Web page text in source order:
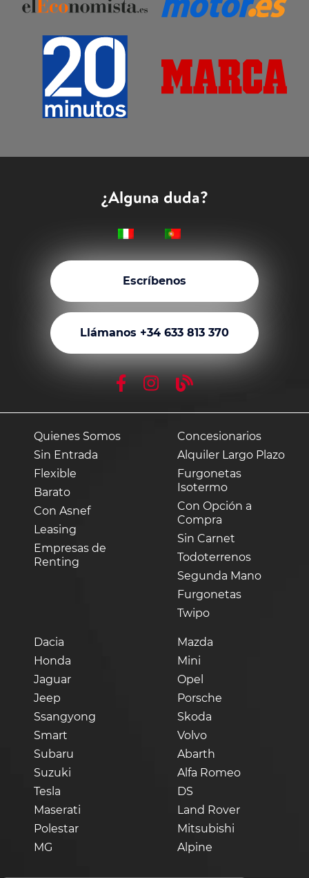
¿Alguna duda?
Escríbenos
Llámanos +34 633 813 370
Quienes Somos
Sin Entrada
Flexible
Barato
Con Asnef
Leasing
Empresas de
Renting
Dacia
Honda
Jaguar
Jeep
Ssangyong
Smart
Subaru
Suzuki
Tesla
Maserati
Polestar
MG
Mazda
Mini
Opel
Porsche
Skoda
Volvo
Abarth
Alfa Romeo
DS
Land Rover
Mitsubishi
Alpine
Concesionarios
Alquiler Largo Plazo
Furgonetas
Isotermo
Con Opción a
Compra
Sin Carnet
Todoterrenos
Segunda Mano
Furgonetas
Twipo